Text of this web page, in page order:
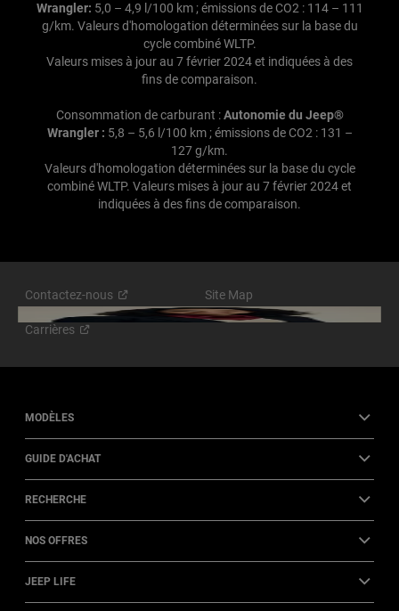
Wrangler: 5,0 – 4,9 l/100 km ; émissions de CO2 : 114 – 111
g/km. Valeurs d'homologation déterminées sur la base du
cycle combiné WLTP.
Valeurs mises à jour au 7 février 2024 et indiquées à des
fins de comparaison.
Consommation de carburant :Autonomie du Jeep®
Wrangler : 5,8 – 5,6 l/100 km ; émissions de CO2 : 131 –
127 g/km.
Valeurs d'homologation déterminées sur la base du cycle
combiné WLTP. Valeurs mises à jour au 7 février 2024 et
indiquées à des fins de comparaison.
Contactez-nous Site Map
Carrières
MODÈLES
GUIDE D'ACHAT
RECHERCHE
NOS OFFRES
JEEP LIFE